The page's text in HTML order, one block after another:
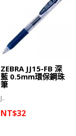
ZEBRA JJ15-FB 深
藍 0.5mm環保鋼珠
筆
J..
NT$32